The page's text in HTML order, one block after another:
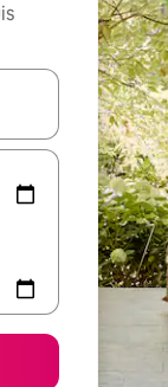
je een keuze met